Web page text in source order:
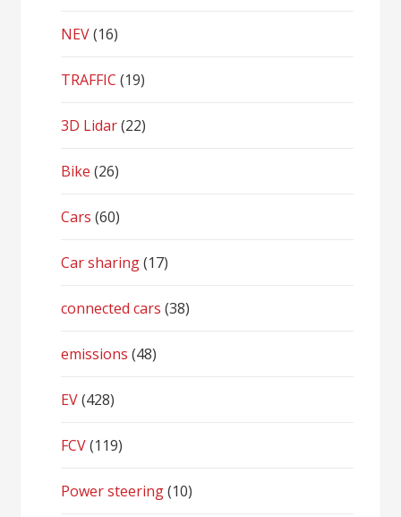
NEV(16)
TRAFFIC (19)
3D Lidar(22)
Bike (26)
Cars (60)
Car sharing(17)
connected cars (38)
emissions (48)
EV(428)
FCV(119)
Power steering(10)